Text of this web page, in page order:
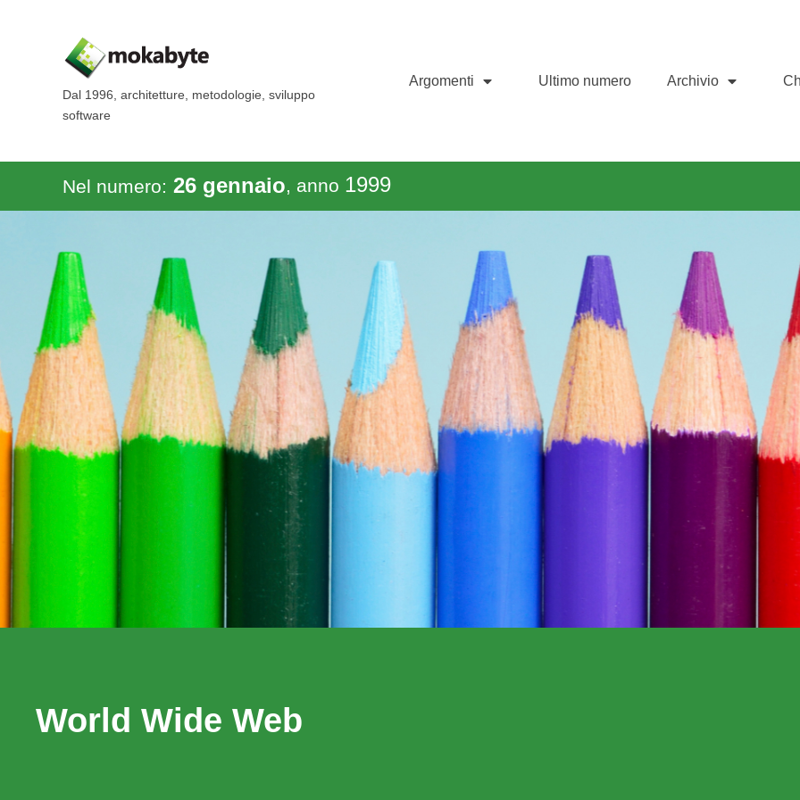
Dal 1996, architetture, metodologie, sviluppo
software
Argomenti Ultimo numero Archivio
Nel numero: 26 gennaio, anno 1999
World Wide Web